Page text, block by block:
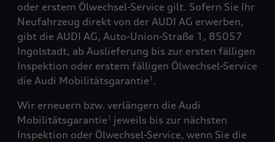
oder erstem Ölwechsel-Service gilt. Sofern Sie Ihr
Neufahrzeug direkt von der AUDI AG erwerben,
gibt die AUDI AG, Auto-Union-Straße 1, 85057
Ingolstadt, ab Auslieferung bis zur ersten fälligen
Inspektion oder erstem fälligen Ölwechsel-Service
die Audi Mobilitätsgarantie1 .
Wir erneuern bzw. verlängern die Audi
Mobilitätsgarantie1
jeweils bis zur nächsten
Inspektion oder Ölwechsel-Service, wenn Sie die